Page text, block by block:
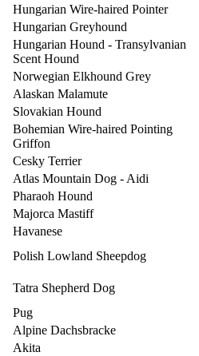
Hungarian Wire-haired Pointer
Hungarian Greyhound
Hungarian Hound - Transylvanian
Scent Hound
Norwegian Elkhound Grey
Alaskan Malamute
Slovakian Hound
Bohemian Wire-haired Pointing
Griffon
Cesky Terrier
Atlas Mountain Dog - Aidi
Pharaoh Hound
Majorca Mastiff
Havanese
Polish Lowland Sheepdog
Tatra Shepherd Dog
Pug
Alpine Dachsbracke
Akita